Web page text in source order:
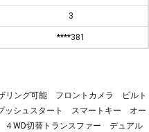
3
****381
ング可能 フロントカメラ ビルト
シュスタート スマートキー オー
WD切替トランスファー デュアル